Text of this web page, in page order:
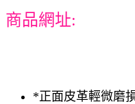
商品網址:
*正面皮革輕微磨